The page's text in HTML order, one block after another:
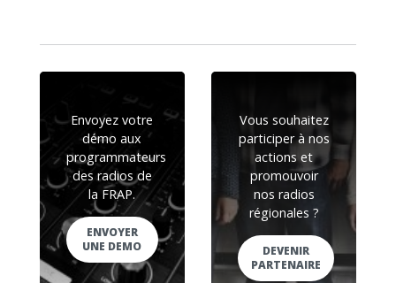
Envoyez votre
démo aux
programmateurs
des radios de
la FRAP.
ENVOYER
UNE DEMO
Vous souhaitez
participer à nos
actions et
promouvoir
nos radios
régionales ?
DEVENIR
PARTENAIRE